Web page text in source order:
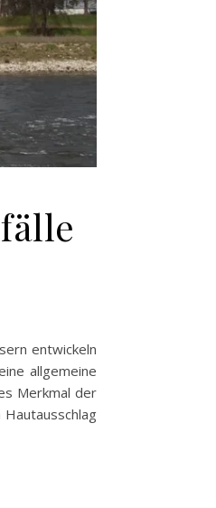
entwickeln
allgemeine
Merkmal der